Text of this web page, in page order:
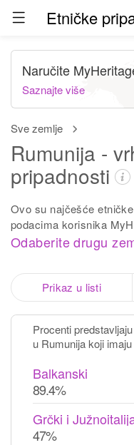
Sve zemlje
Rumunija -
pripadnosti
Ovo su najčešće
podacima korisnika
Odaberite drugu
Naručite
Saznajte više
Prikaz u listi
Procenti
u Rumunija koji
Balkanski
89.4%
Grčki i
47%